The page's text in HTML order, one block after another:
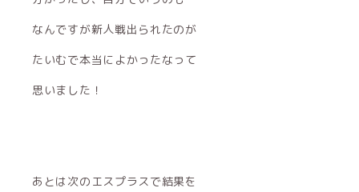
なんですが新人戦出られたのが
たいむで本当によかったなって
思いました！
あとは次のエスプラスで結果を